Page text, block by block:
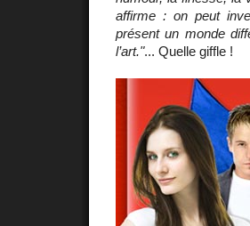
affirme : on peut
présent un monde
l’art."... Quelle giffle !